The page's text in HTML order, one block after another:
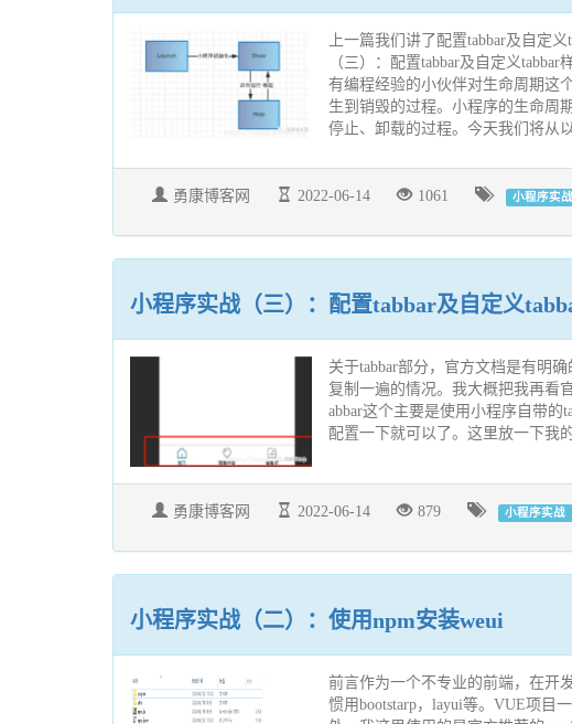
上一篇我们讲了配置tabbar及自定
（三）：配置tabbar及自定义
有编程经验的小伙伴对生命周期这
生到销毁的过程。小程序的生命周
停止、卸载的过程。今天我们将从以
勇康博客网 2022-06-14 1061 小程序实战
小程序实战（三）：配置tabbar及自定义
关于tabbar部分，官方文档是有明
复制一遍的情况。我大概把我再看
abbar这个主要是使用小程序自带的
配置一下就可以了。这里放一下我
勇康博客网 2022-06-14 879 小程序实战
小程序实战（二）：使用npm安装weui
前言作为一个不专业的前端，在开
惯用bootstarp，layui等。VUE项目